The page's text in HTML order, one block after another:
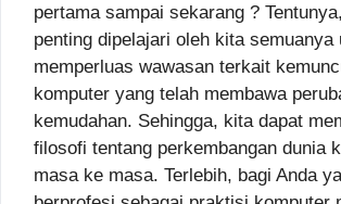
pertama sampai sekarang ?
penting dipelajari oleh kita semuanya
memperluas wawasan terkait
komputer yang telah membawa
kemudahan. Sehingga, kita dapat
filosofi tentang perkembangan dunia
masa ke masa. Terlebih, bagi Anda